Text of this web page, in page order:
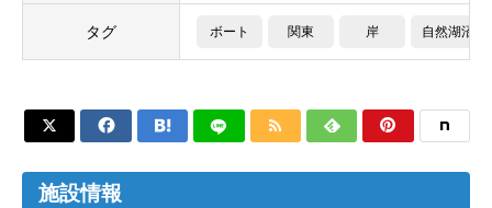
タグ ボート 関東 岸 自然湖沼
     
施設情報